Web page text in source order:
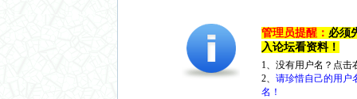
管理员提醒： 必须
入论坛看资料！
1、没有用户名？点
2、 请珍惜自己的用户
名！